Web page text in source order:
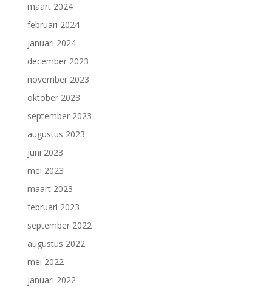
maart 2024
februari 2024
januari 2024
december 2023
november 2023
oktober 2023
september 2023
augustus 2023
juni 2023
mei 2023
maart 2023
februari 2023
september 2022
augustus 2022
mei 2022
januari 2022